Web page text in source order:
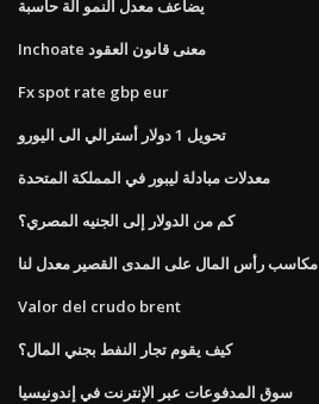
يضاعف معدل النمو آلة حاسبة
Inchoate معنى قانون العقود
Fx spot rate gbp eur
تحويل 1 دولار أسترالي الى اليورو
معدلات مبادلة ليبور في المملكة المتحدة
كم من الدولار إلى الجنيه المصري؟
مكاسب رأس المال على المدى القصير معدل لنا
Valor del crudo brent
كيف يقوم تجار النفط بجني المال؟
سوق المدفوعات عبر الإنترنت في إندونيسيا